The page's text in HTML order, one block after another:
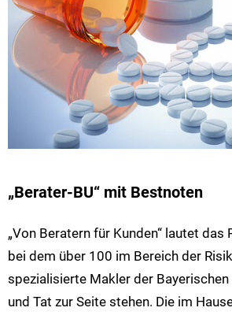
„Berater-BU“ mit Bestnoten
„Von Beratern für Kunden“ lautet
bei dem über 100 im Bereich der
spezialisierte Makler der
und Tat zur Seite stehen. Die im